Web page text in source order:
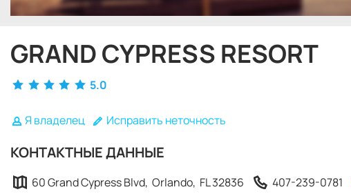
GRAND CYPRESS RESORT
5.0
Я владелец Исправить неточность
КОНТАКТНЫЕ ДАННЫЕ
60 Grand Cypress Blvd, Orlando, FL 32836 407-239-0781